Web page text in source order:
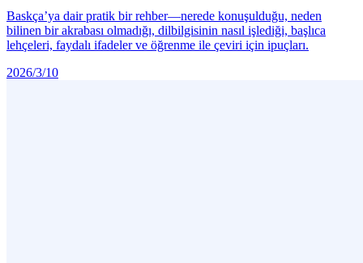
Baskça’ya dair pratik bir rehber—nerede konuşulduğu, neden
bilinen bir akrabası olmadığı, dilbilgisinin nasıl işlediği, başlıca
lehçeleri, faydalı ifadeler ve öğrenme ile çeviri için ipuçları.
2026/3/10